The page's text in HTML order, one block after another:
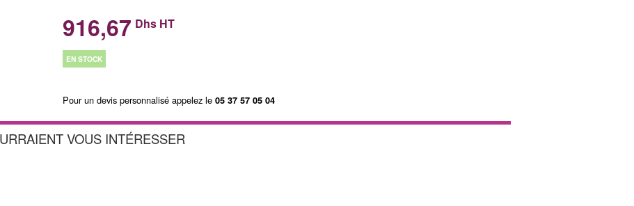
916,67 Dhs HT
EN STOCK
Pour un devis personnalisé appelez le 05 37 57 05 04
VOUS INTÉRESSER